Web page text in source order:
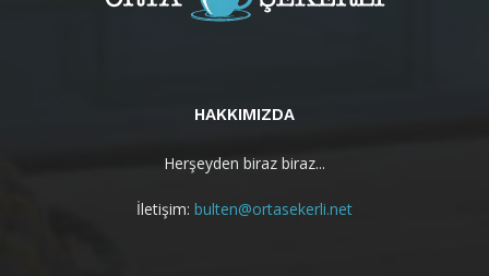
HAKKIMIZDA
Herşeyden biraz biraz...
İletişim: bulten@ortasekerli.net